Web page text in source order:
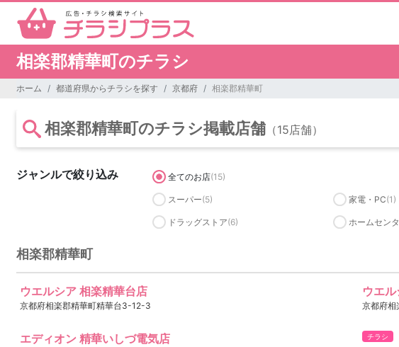
相楽郡精華町のチラシ
ホーム 都道府県からチラシを探す 京都府 相楽郡精華町
相楽郡精華町のチラシ掲載店舗 （15店舗）
ジャンルで絞り込み 全てのお店(15)
スーパー(5) 家電・PC(1)
ドラッグストア(6) ホームセン
相楽郡精華町
ウエルシア 相楽精華台店
京都府相楽郡精華町精華台3-12-3
ウエ
京都府相
エディオン 精華いしづ電気店 チラシ